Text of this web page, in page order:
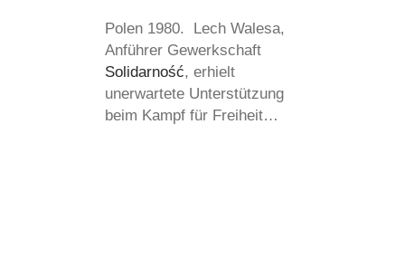
Polen 1980. Lech Walesa,
Anführer Gewerkschaft
Solidarność, erhielt
unerwartete Unterstützung
beim Kampf für Freiheit…